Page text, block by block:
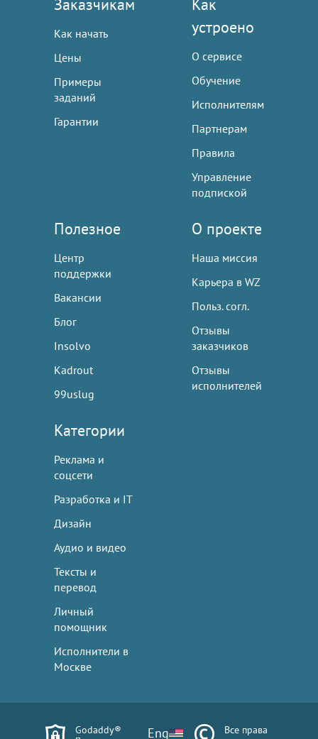
Заказчикам
Как начать
Цены
Примеры
заданий
Гарантии
Как
устроено
О сервисе
Обучение
Исполнителям
Партнерам
Правила
Управление
подпиской
Полезное
Центр
поддержки
Вакансии
Блог
Insolvo
Kadrout
99uslug
О проекте
Наша миссия
Карьера в WZ
Польз. согл.
Отзывы
заказчиков
Отзывы
исполнителей
Категории
Реклама и
соцсети
Разработка и IT
Дизайн
Аудио и видео
Тексты и
перевод
Личный
помощник
Исполнители в
Москве
Godaddy® Eng
Все права